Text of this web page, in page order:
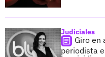
Judiciales
Giro en
periodista